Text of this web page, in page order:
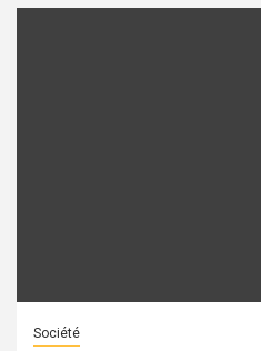
Société